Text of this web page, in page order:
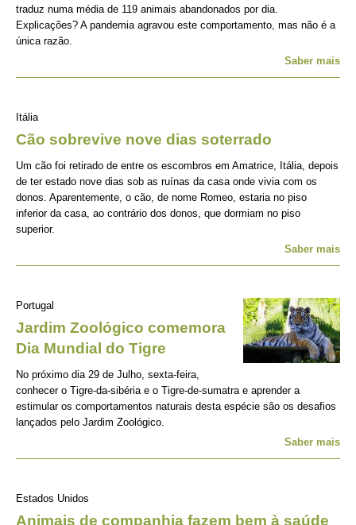
traduz numa média de 119 animais abandonados por dia.
Explicações? A pandemia agravou este comportamento, mas não é a
única razão.
Saber mais
Itália
Cão sobrevive nove dias soterrado
Um cão foi retirado de entre os escombros em Amatrice, Itália, depois
de ter estado nove dias sob as ruínas da casa onde vivia com os
donos. Aparentemente, o cão, de nome Romeo, estaria no piso
inferior da casa, ao contrário dos donos, que dormiam no piso
superior.
Saber mais
Portugal
Jardim Zoológico comemora
Dia Mundial do Tigre
No próximo dia 29 de Julho, sexta-feira,
conhecer o Tigre-da-sibéria e o Tigre-de-sumatra e aprender a
estimular os comportamentos naturais desta espécie são os desafios
lançados pelo Jardim Zoológico.
Saber mais
Estados Unidos
Animais de companhia fazem bem à saúde